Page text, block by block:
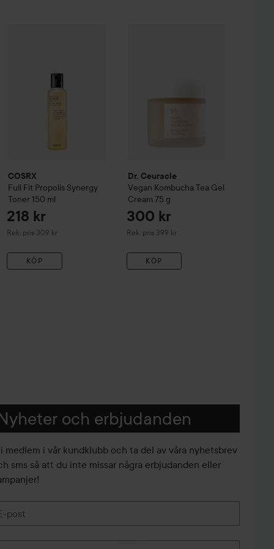
COSRX
Full Fit Propolis Synergy
Toner 150 ml
218 kr
Rek. pris 309 kr
Rekommenderat pris 309 kr
KÖP
Dr. Ceuracle
Vegan Kombucha Tea Gel
Cream75 g
300 kr
Rek. pris 399 kr
Rekommenderat pris 399 kr
KÖP
och erbjudanden
medlem i vår kundklubb och ta del av våra nyhetsbrev
sms så att du inte missar några erbjudanden eller
post